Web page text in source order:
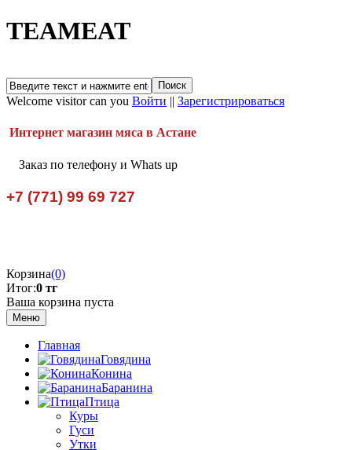
TEAMEAT
Welcome visitor can you Войти || Зарегистрироваться
Интернет магазин мяса в Астане
Заказ по телефону и Whats up
+7 (771) 99 69 727
Корзина(0)
Итог:0 тг
Ваша корзина пуста
Меню
Главная
Говядина
Конина
Баранина
Птица
Куры
Гуси
Утки